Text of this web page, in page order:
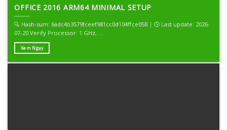
OFFICE 2016 ARM64 MINIMAL SETUP
🔍 Hash-sum: 6adc4b3579fceef981cc0d104ffce058 | 🕓 Last update: 2026-
07-20 Verify Processor: 1 GHz, ...
Xem Ngay